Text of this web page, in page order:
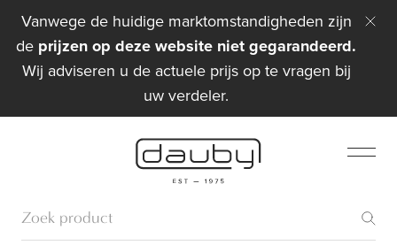
Vanwege de huidige marktomstandigheden zijn
de prijzen op deze website niet gegarandeerd.
Wij adviseren u de actuele prijs op te vragen bij
uw verdeler.